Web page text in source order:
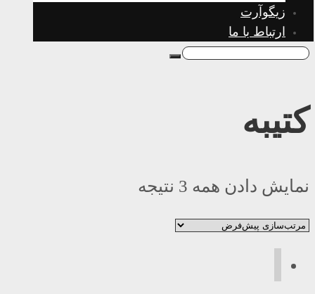
زیگوآرت
ارتباط با ما
کتیبه
نمایش دادن همه 3 نتیجه